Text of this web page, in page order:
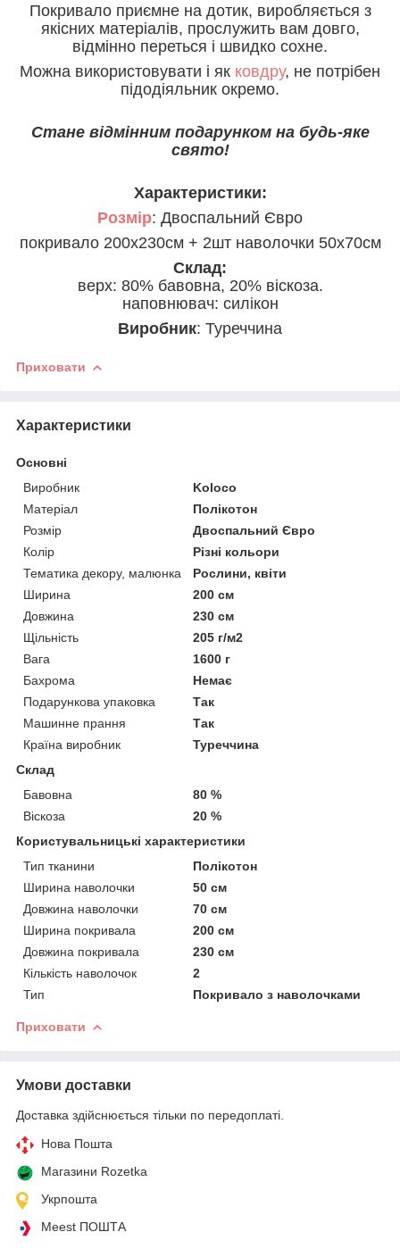
Покривало приємне на дотик, виробляється з
якісних матеріалів, прослужить вам довго,
відмінно переться і швидко сохне.
Можна використовувати і як ковдру, не потрібен
підодіяльник окремо.
Стане відмінним подарунком на будь-яке
свято!
Характеристики:
Розмір: Двоспальний Євро
покривало 200х230см + 2шт наволочки 50х70см
Склад:
верх: 80% бавовна, 20% віскоза.
наповнювач: силікон
Виробник: Туреччина
Приховати
Характеристики
Основні
Виробник
Koloco
Матеріал
Полікотон
Розмір
Двоспальний Євро
Колір
Різні кольори
Тематика декору, малюнка
Рослини, квіти
Ширина
200 см
Довжина
230 см
Щільність
205 г/м2
Вага
1600 г
Бахрома
Немає
Подарункова упаковка
Так
Машинне прання
Так
Країна виробник
Туреччина
Склад
Бавовна
80 %
Віскоза
20 %
Користувальницькі характеристики
Тип тканини
Полікотон
Ширина наволочки
50 см
Довжина наволочки
70 см
Ширина покривала
200 см
Довжина покривала
230 см
Кількість наволочок
2
Тип
Покривало з наволочками
Приховати
Умови доставки
Доставка здійснюється тільки по передоплаті.
Нова Пошта
Магазини Rozetka
Укрпошта
Meest ПОШТА